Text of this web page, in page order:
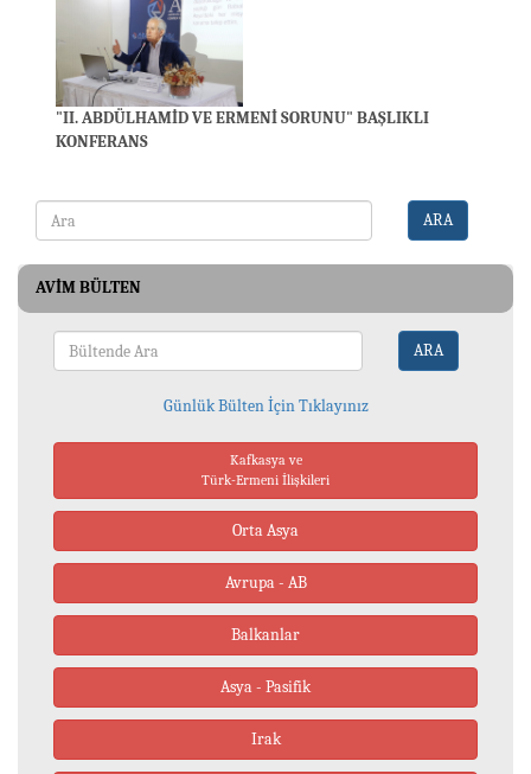
"II. ABDÜLHAMİD VE ERMENİ SORUNU" BAŞLIKLI
KONFERANS
ARA
AVIM BÜLTEN
ARA
Günlük Bülten İçin Tıklayınız
Kafkasya ve
Türk-Ermeni İlişkileri
Orta Asya
Avrupa - AB
Balkanlar
Asya - Pasifik
Irak